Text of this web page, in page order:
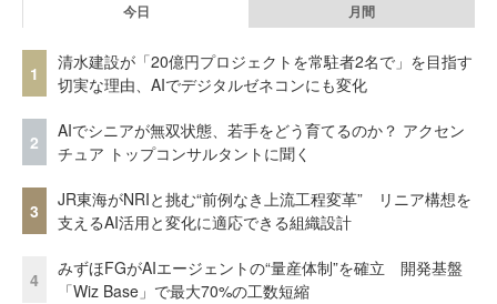
今日 月間
1
清水建設が「20億円プロジェクトを常駐者2名で」を目指す
切実な理由、AIでデジタルゼネコンにも変化
2
AIでシニアが無双状態、若手をどう育てるのか？ アクセン
チュア トップコンサルタントに聞く
3
JR東海がNRIと挑む“前例なき上流工程変革” リニア構想を
支えるAI活用と変化に適応できる組織設計
4
みずほFGがAIエージェントの“量産体制”を確立 開発基盤
「Wiz Base」で最大70%の工数短縮